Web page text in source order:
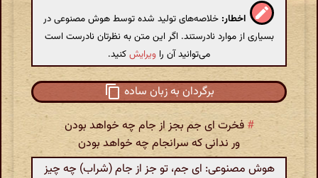
اخطار: خلاصه‌های تولید شده توسط هوش مصنوعی در
بسیاری از موارد نادرستند. اگر این متن به نظرتان نادرست است
می‌توانید آن را ویرایشکنید.
برگردان به زبان ساده
# فخرت ای جم بجز از جام چه خواهد بودن
ور ندانی که سرانجام چه خواهد بودن
هوش مصنوعی: ای جم، تو جز از جام (شراب) چه چیز